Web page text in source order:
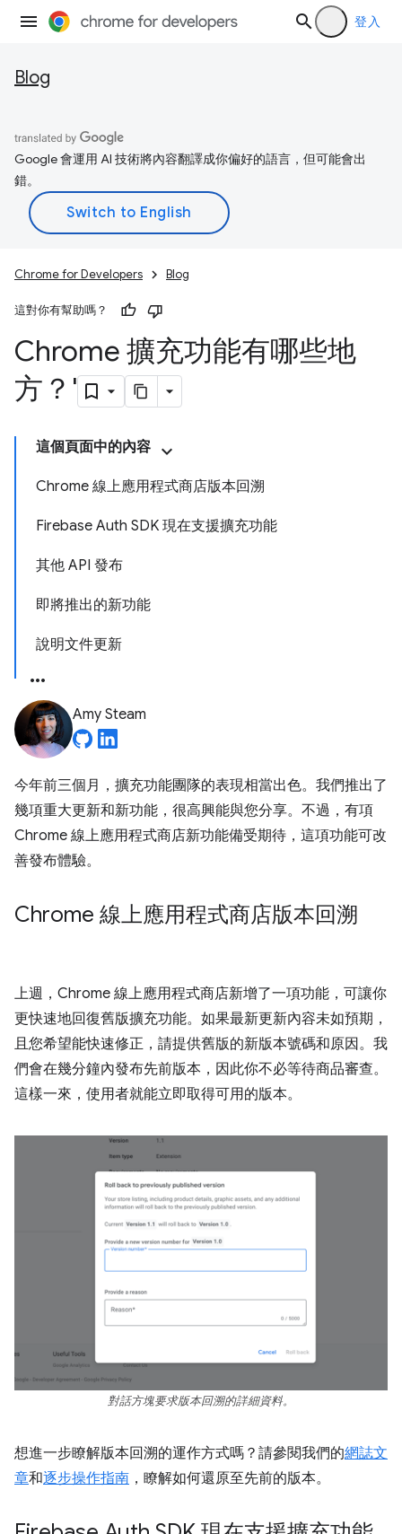
登入
Blog
Google 會運用 AI 技術將內容翻譯成你偏好的語言，但可能會出
錯。
Chrome for Developers Blog
這對你有幫助嗎？
Chrome 擴充功能有哪些地
方？'
這個頁面中的內容
Chrome 線上應用程式商店版本回溯
Firebase Auth SDK 現在支援擴充功能
其他 API 發布
即將推出的新功能
說明文件更新
Amy Steam
今年前三個月，擴充功能團隊的表現相當出色。我們推出了
幾項重大更新和新功能，很高興能與您分享。不過，有項
Chrome 線上應用程式商店新功能備受期待，這項功能可改
善發布體驗。
Chrome 線上應用程式商店版本回溯
上週，Chrome 線上應用程式商店新增了一項功能，可讓你
更快速地回復舊版擴充功能。如果最新更新內容未如預期，
且您希望能快速修正，請提供舊版的新版本號碼和原因。我
們會在幾分鐘內發布先前版本，因此你不必等待商品審查。
這樣一來，使用者就能立即取得可用的版本。
對話方塊要求版本回溯的詳細資料。
想進一步瞭解版本回溯的運作方式嗎？請參閱我們的網誌文
章和逐步操作指南 ，瞭解如何還原至先前的版本。